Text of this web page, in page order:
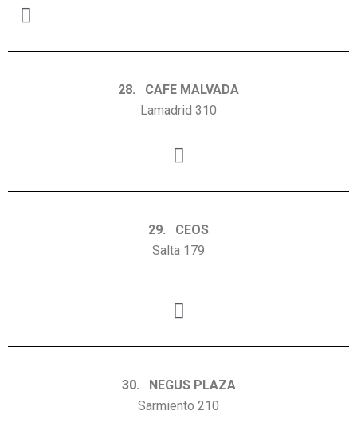
28. CAFE MALVADA
Lamadrid 310
29. CEOS
Salta 179
30. NEGUS PLAZA
Sarmiento 210